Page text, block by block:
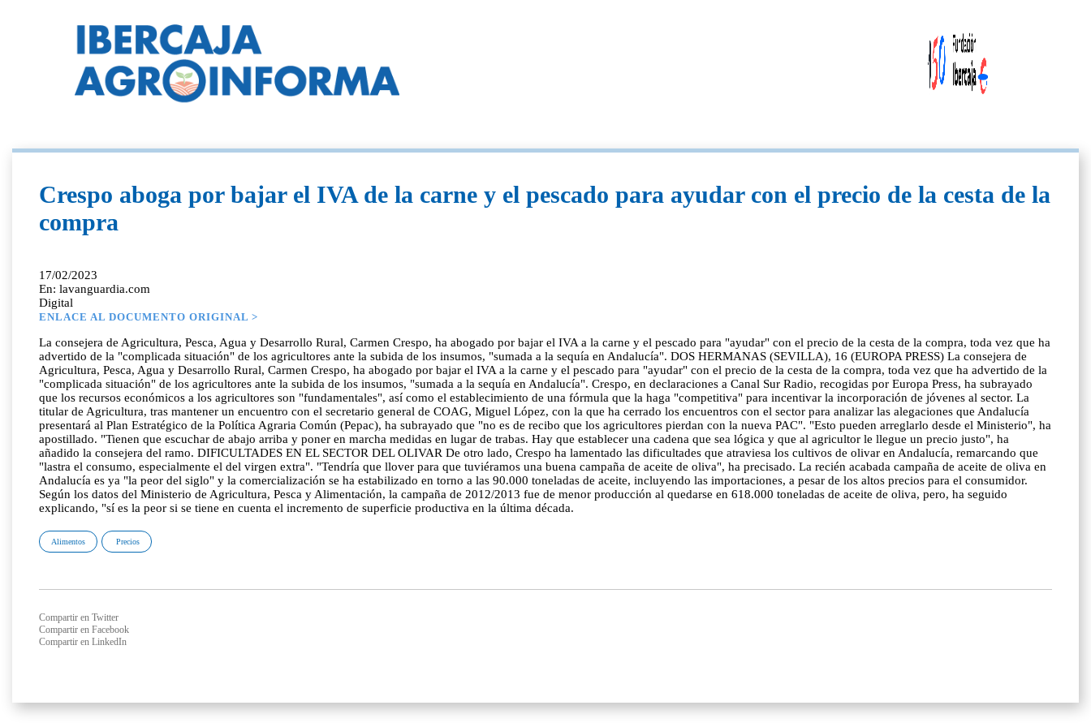
Crespo aboga por bajar el IVA de la carne y el pescado para ayudar con el precio de la cesta de la
compra
17/02/2023
En: lavanguardia.com
Digital
ENLACE AL DOCUMENTO ORIGINAL >
La consejera de Agricultura, Pesca, Agua y Desarrollo Rural, Carmen Crespo, ha abogado por bajar el IVA a la carne y el pescado para "ayudar" con el precio de la cesta de la compra, toda vez que ha
advertido de la "complicada situación" de los agricultores ante la subida de los insumos, "sumada a la sequía en Andalucía". DOS HERMANAS (SEVILLA), 16 (EUROPA PRESS) La consejera de
Agricultura, Pesca, Agua y Desarrollo Rural, Carmen Crespo, ha abogado por bajar el IVA a la carne y el pescado para "ayudar" con el precio de la cesta de la compra, toda vez que ha advertido de la
"complicada situación" de los agricultores ante la subida de los insumos, "sumada a la sequía en Andalucía". Crespo, en declaraciones a Canal Sur Radio, recogidas por Europa Press, ha subrayado
que los recursos económicos a los agricultores son "fundamentales", así como el establecimiento de una fórmula que la haga "competitiva" para incentivar la incorporación de jóvenes al sector. La
titular de Agricultura, tras mantener un encuentro con el secretario general de COAG, Miguel López, con la que ha cerrado los encuentros con el sector para analizar las alegaciones que Andalucía
presentará al Plan Estratégico de la Política Agraria Común (Pepac), ha subrayado que "no es de recibo que los agricultores pierdan con la nueva PAC". "Esto pueden arreglarlo desde el Ministerio", ha
apostillado. "Tienen que escuchar de abajo arriba y poner en marcha medidas en lugar de trabas. Hay que establecer una cadena que sea lógica y que al agricultor le llegue un precio justo", ha
añadido la consejera del ramo. DIFICULTADES EN EL SECTOR DEL OLIVAR De otro lado, Crespo ha lamentado las dificultades que atraviesa los cultivos de olivar en Andalucía, remarcando que
"lastra el consumo, especialmente el del virgen extra". "Tendría que llover para que tuviéramos una buena campaña de aceite de oliva", ha precisado. La recién acabada campaña de aceite de oliva en
Andalucía es ya "la peor del siglo" y la comercialización se ha estabilizado en torno a las 90.000 toneladas de aceite, incluyendo las importaciones, a pesar de los altos precios para el consumidor.
Según los datos del Ministerio de Agricultura, Pesca y Alimentación, la campaña de 2012/2013 fue de menor producción al quedarse en 618.000 toneladas de aceite de oliva, pero, ha seguido
explicando, "sí es la peor si se tiene en cuenta el incremento de superficie productiva en la última década.
Alimentos Precios
Compartir en Twitter
Compartir en Facebook
Compartir en LinkedIn